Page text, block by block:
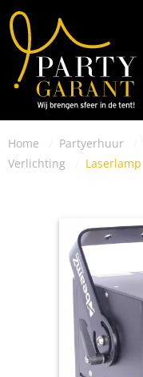
Home Partyerhuur
Verlichting
Laserlamp